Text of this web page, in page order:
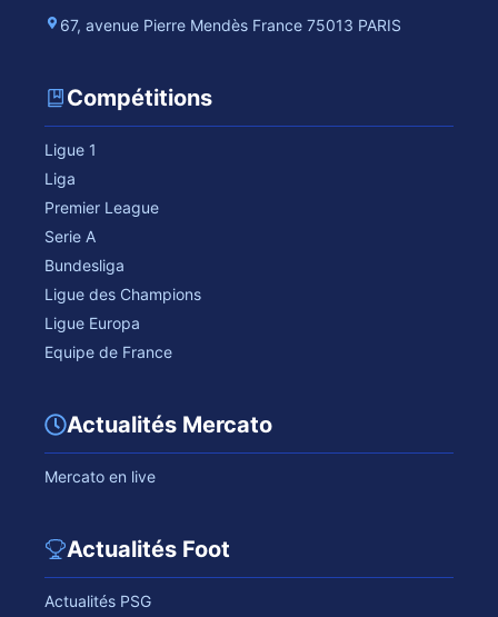
67, avenue Pierre Mendès France 75013 PARIS
Compétitions
Ligue 1
Liga
Premier League
Serie A
Bundesliga
Ligue des Champions
Ligue Europa
Equipe de France
Actualités Mercato
Mercato en live
Actualités Foot
Actualités PSG